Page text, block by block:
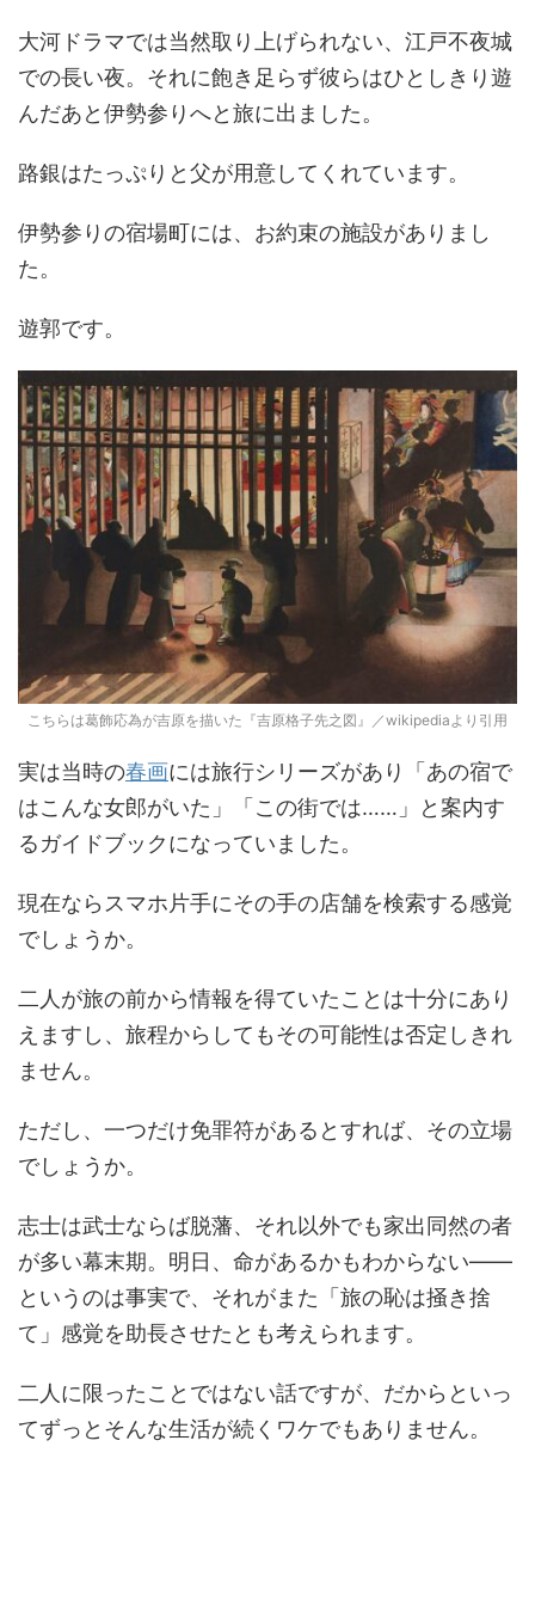
大河ドラマでは当然取り上げられない、江戸不夜城
での長い夜。それに飽き足らず彼らはひとしきり遊
んだあと伊勢参りへと旅に出ました。
路銀はたっぷりと父が用意してくれています。
伊勢参りの宿場町には、お約束の施設がありまし
た。
遊郭です。
こちらは葛飾応為が吉原を描いた『吉原格子先之図』／wikipediaより引用
実は当時の春画には旅行シリーズがあり「あの宿で
はこんな女郎がいた」「この街では……」と案内す
るガイドブックになっていました。
現在ならスマホ片手にその手の店舗を検索する感覚
でしょうか。
二人が旅の前から情報を得ていたことは十分にあり
えますし、旅程からしてもその可能性は否定しきれ
ません。
ただし、一つだけ免罪符があるとすれば、その立場
でしょうか。
志士は武士ならば脱藩、それ以外でも家出同然の者
が多い幕末期。明日、命があるかもわからない――
というのは事実で、それがまた「旅の恥は掻き捨
て」感覚を助長させたとも考えられます。
二人に限ったことではない話ですが、だからといっ
てずっとそんな生活が続くワケでもありません。